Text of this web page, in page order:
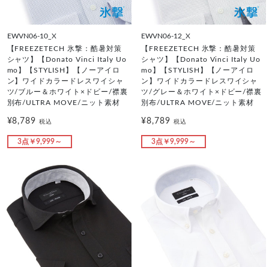
EWVN06-10_X
【FREEZETECH 氷撃：酷暑対策
シャツ】【Donato Vinci Italy Uo
mo】【STYLISH】【ノーアイロ
ン】ワイドカラードレスワイシャ
ツ/ブルー＆ホワイト×ドビー/襟裏
別布/ULTRA MOVE/ニット素材
¥8,789税込
3点￥9,999～
EWVN06-12_X
【FREEZETECH 氷撃：酷暑対策
シャツ】【Donato Vinci Italy Uo
mo】【STYLISH】【ノーアイロ
ン】ワイドカラードレスワイシャ
ツ/グレー＆ホワイト×ドビー/襟裏
別布/ULTRA MOVE/ニット素材
¥8,789 税込
3点￥9,999～